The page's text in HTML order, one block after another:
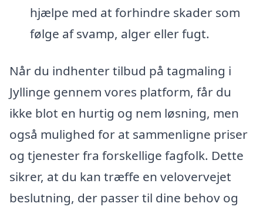
hjælpe med at forhindre skader som
følge af svamp, alger eller fugt.
Når du indhenter tilbud på tagmaling i
Jyllinge gennem vores platform, får du
ikke blot en hurtig og nem løsning, men
også mulighed for at sammenligne priser
og tjenester fra forskellige fagfolk. Dette
sikrer, at du kan træffe en velovervejet
beslutning, der passer til dine behov og